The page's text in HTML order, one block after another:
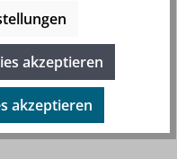
akzeptieren
akzeptieren